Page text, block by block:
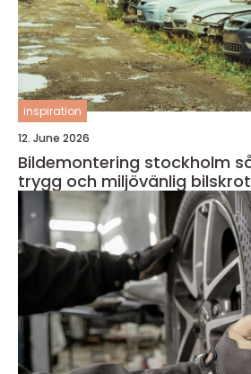
inspiration
12. June 2026
Bildemontering stockholm så fungerar en
trygg och miljövänlig bilskrot